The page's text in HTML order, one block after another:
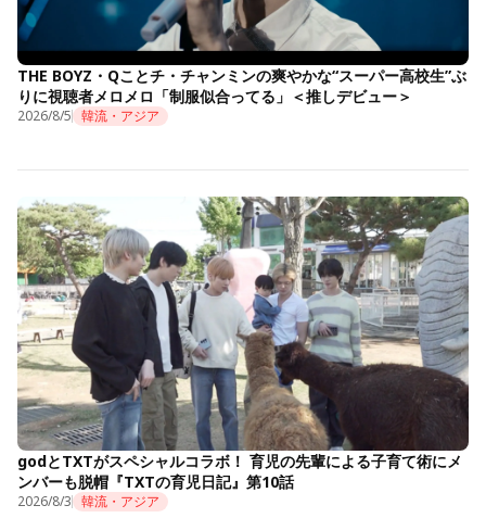
THE BOYZ・Qことチ・チャンミンの爽やかな“スーパー高校生”ぶ
りに視聴者メロメロ「制服似合ってる」＜推しデビュー＞
2026/8/5 韓流・アジア
godとTXTがスペシャルコラボ！ 育児の先輩による子育て術にメ
ンバーも脱帽『TXTの育児日記』第10話
2026/8/3 韓流・アジア